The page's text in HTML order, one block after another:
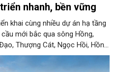
nhanh, bền vững
khai cùng nhiều dự án hạ tầng
mới bắc qua sông Hồng,
Thượng Cát, Ngọc Hồi, Hồng
này vừa giải bài toán hạ tầng
tầm nhìn chiến lược và cuộc